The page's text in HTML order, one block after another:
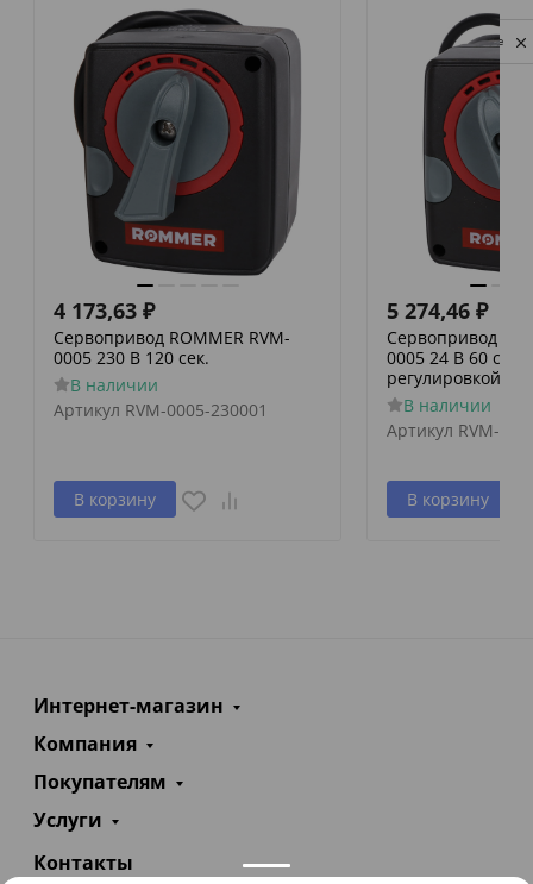
4 173,63 ₽
Сервопривод ROMMER RVM-
0005 230 В 120 сек.
В наличии
Артикул RVM-0005-230001
В корзину
5 274,46 ₽
Сервопривод
0005 24 В 60
регулировкой по
В наличии
Артикул RVM-
В корзину
Интернет-магазин
Компания
Покупателям
Услуги
Контакты
Privacy notice